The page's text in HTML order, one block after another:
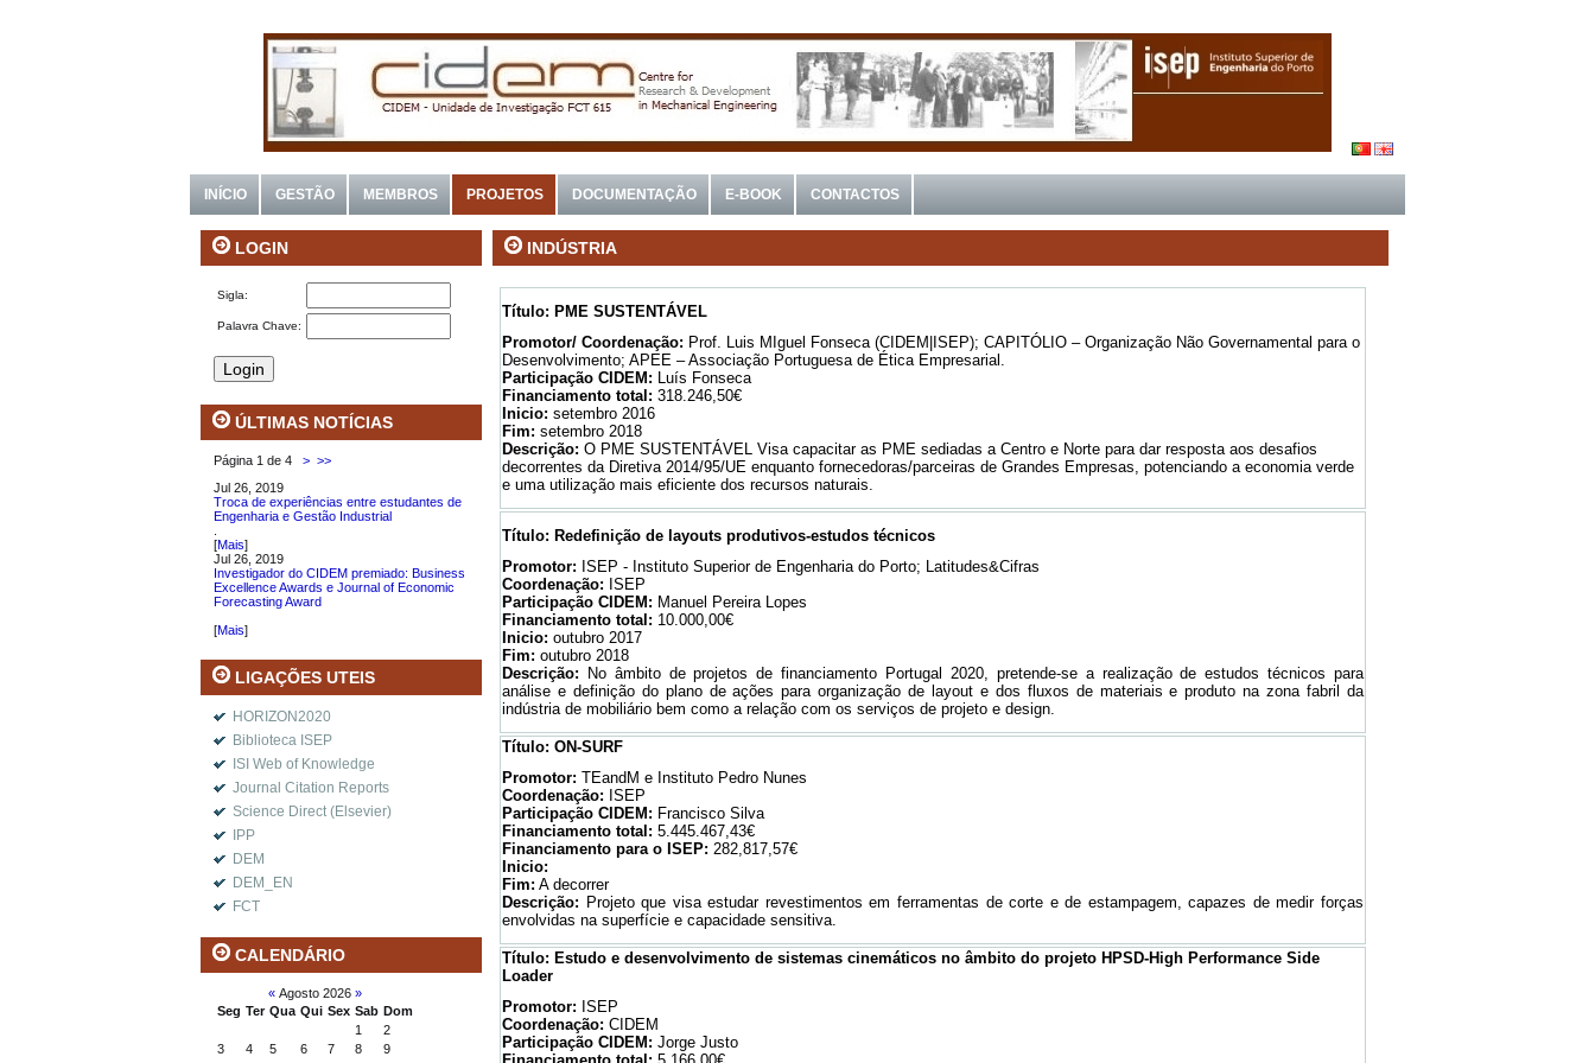
INÍCIO GESTÃO MEMBROS PROJETOS DOCUMENTAÇÃO E-BOOK CONTACTOS
LOGIN
Sigla:
Palavra Chave:
ÚLTIMAS NOTÍCIAS
Página 1 de 4 > >>
Jul 26, 2019
Troca de experiências entre estudantes de
Engenharia e Gestão Industrial
[Mais]
Jul 26, 2019
Investigador do CIDEM premiado: Business
Excellence Awards e Journal of Economic
Forecasting Award
[Mais]
LIGAÇÕES UTEIS
HORIZON2020
Biblioteca ISEP
ISI Web of Knowledge
Journal Citation Reports
Science Direct (Elsevier)
IPP
DEM
DEM_EN
FCT
CALENDÁRIO
« Agosto 2026 »
Seg Ter Qua Qui Sex Sab Dom
1
2
3
4 5 6 7 8
9
INDÚSTRIA
Título: PME SUSTENTÁVEL
Promotor/ Coordenação: Prof. Luis MIguel Fonseca (CIDEM|ISEP); CAPITÓLIO – Organização Não Governamental para o
Desenvolvimento; APEE – Associação Portuguesa de Ética Empresarial.
Participação CIDEM: Luís Fonseca
Financiamento total: 318.246,50€
Inicio: setembro 2016
Fim: setembro 2018
Descrição: O PME SUSTENTÁVEL Visa capacitar as PME sediadas a Centro e Norte para dar resposta aos desafios
decorrentes da Diretiva 2014/95/UE enquanto fornecedoras/parceiras de Grandes Empresas, potenciando a economia verde
e uma utilização mais eficiente dos recursos naturais.
Título: Redefinição de layouts produtivos-estudos técnicos
Promotor: ISEP - Instituto Superior de Engenharia do Porto; Latitudes&Cifras
Coordenação: ISEP
Participação CIDEM: Manuel Pereira Lopes
Financiamento total: 10.000,00€
Inicio: outubro 2017
Fim: outubro 2018
Descrição: No âmbito de projetos de financiamento Portugal 2020, pretende-se a realização de estudos técnicos para
análise e definição do plano de ações para organização de layout e dos fluxos de materiais e produto na zona fabril da
indústria de mobiliário bem como a relação com os serviços de projeto e design.
Título: ON-SURF
Promotor: TEandM e Instituto Pedro Nunes
Coordenação: ISEP
Participação CIDEM: Francisco Silva
Financiamento total: 5.445.467,43€
Financiamento para o ISEP: 282,817,57€
Inicio:
Fim: A decorrer
Descrição: Projeto que visa estudar revestimentos em ferramentas de corte e de estampagem, capazes de medir forças
envolvidas na superfície e capacidade sensitiva.
Título: Estudo e desenvolvimento de sistemas cinemáticos no âmbito do projeto HPSD-High Performance Side
Loader
Promotor: ISEP
Coordenação: CIDEM
Participação CIDEM: Jorge Justo